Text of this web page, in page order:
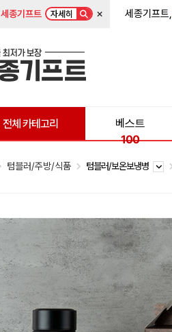
세종기프트 자세히 × 세종기프트,
전체 카테고리
베스트
100
텀블러/주방/식품 텀블러/보온보냉병